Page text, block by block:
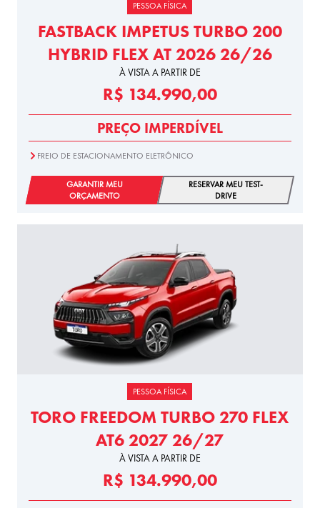
PESSOA FÍSICA
FASTBACK IMPETUS TURBO 200
HYBRID FLEX AT 2026 26/26
À VISTA A PARTIR DE
R$ 134.990,00
PREÇO IMPERDÍVEL
FREIO DE ESTACIONAMENTO ELETRÔNICO
GARANTIR MEU
ORÇAMENTO
RESERVAR MEU TEST-
DRIVE
PESSOA FÍSICA
TORO FREEDOM TURBO 270 FLEX
AT6 2027 26/27
À VISTA A PARTIR DE
R$ 134.990,00